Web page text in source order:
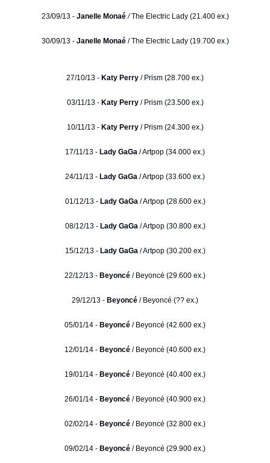
23/09/13 - Janelle Monaé /The Electric Lady (21.400 ex.)
30/09/13 - Janelle Monaé/ The Electric Lady (19.700 ex.)
27/10/13 - Katy Perry / Prism (28.700 ex.)
03/11/13 - Katy Perry/ Prism (23.500 ex.)
10/11/13 - Katy Perry/ Prism (24.300 ex.)
17/11/13 - Lady GaGa / Artpop (34.000 ex.)
24/11/13 - Lady GaGa / Artpop (33.600 ex.)
01/12/13 - Lady GaGa/ Artpop (28.600 ex.)
08/12/13 - Lady GaGa/ Artpop (30.800 ex.)
15/12/13 - Lady GaGa/ Artpop (30.200 ex.)
22/12/13 - Beyoncé / Beyoncé (29.600 ex.)
29/12/13 - Beyoncé / Beyoncé (?? ex.)
05/01/14 - Beyoncé / Beyoncé (42.600 ex.)
12/01/14 - Beyoncé / Beyoncé (40.600 ex.)
19/01/14 - Beyoncé / Beyoncé (40.400 ex.)
26/01/14 - Beyoncé / Beyoncé (40.900 ex.)
02/02/14 - Beyoncé / Beyoncé (32.800 ex.)
09/02/14 - Beyoncé / Beyoncé (29.900 ex.)